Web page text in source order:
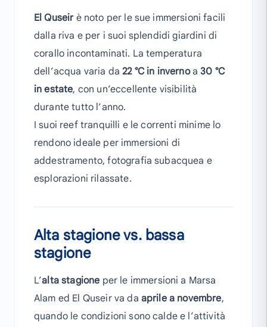
El Quseirè noto per le sue immersioni facili
dalla riva e per i suoi splendidi giardini di
corallo incontaminati. La temperatura
dell’acqua varia da22 °C in invernoa30 °C
in estate, con un’eccellente visibilità
durante tutto l’anno.
I suoi reef tranquilli e le correnti minime lo
rendono ideale per immersioni di
addestramento, fotografia subacquea e
esplorazioni rilassate.
Alta stagione vs. bassa
stagione
L’alta stagione per le immersioni a Marsa
Alam ed El Quseir va da aprile a novembre,
quando le condizioni sono calde e l’attività